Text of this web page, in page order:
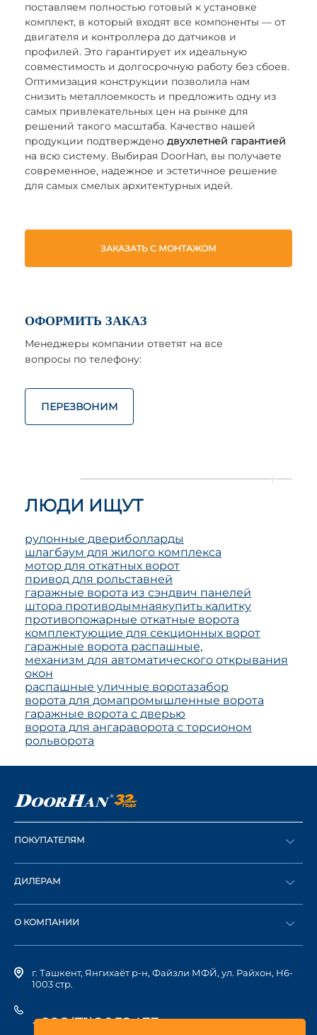
поставляем полностью готовый к установке
комплект, в который входят все компоненты — от
двигателя и контроллера до датчиков и
профилей. Это гарантирует их идеальную
совместимость и долгосрочную работу без сбоев.
Оптимизация конструкции позволила нам
снизить металлоемкость и предложить одну из
самых привлекательных цен на рынке для
решений такого масштаба. Качество нашей
продукции подтверждено двухлетней гарантией
на всю систему. Выбирая DoorHan, вы получаете
современное, надежное и эстетичное решение
для самых смелых архитектурных идей.
ЗАКАЗАТЬ С МОНТАЖОМ
ОФОРМИТЬ ЗАКАЗ
Менеджеры компании ответят на все
вопросы по телефону:
ПЕРЕЗВОНИМ
ЛЮДИ ИЩУТ
рулонные двериболларды
шлагбаум для жилого комплекса
мотор для откатных ворот
привод для рольставней
гаражные ворота из сэндвич панелей
штора противодымнаякупить калитку
противопожарные откатные ворота
комплектующие для секционных ворот
гаражные ворота распашные,
механизм для автоматического открывания
окон
распашные уличные воротазабор
ворота для домапромышленные ворота
гаражные ворота с дверью
ворота для ангараворота с торсионом
рольворота
ПОКУПАТЕЛЯМ
Оформить заказ
Каталог
ДИЛЕРАМ
Стать дилером
О КОМПАНИИ
История компании
г. Ташкент, Янгихаёт р-н, Файзли МФЙ, ул. Райхон, Н6-
1003 стр.
+998(71)2052433